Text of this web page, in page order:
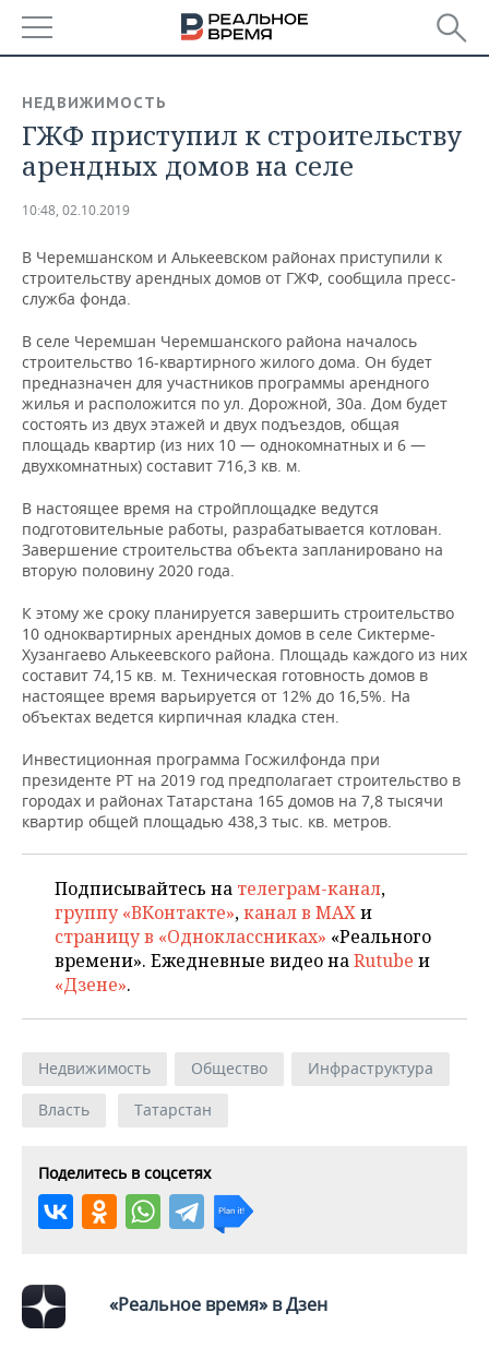
БАШКОРТОСТАН
ТАТАРСТАН
НОВОСТИ
АНАЛИТИКА
ДЕКЛАРАЦИИ О ДОХОДАХ
ВУЗЫ ТАТАРСТАНА
КОМУ ПРИНАДЛЕЖАТ
ТОРГОВЫЕ ЦЕНТРЫ
ТАТАРСТАНА
НОВОСТИ ЭКОНОМИКИ
БАНКИ
БЮДЖЕТ
ИНВЕСТИЦИИ
ПРОМЫШЛЕННОСТЬ
ПРОМЫШЛЕННОСТИ
АГРОПРОМ
МАШИНОСТРОЕНИЕ
НЕФТЬ
ЭНЕРГЕТИКА
НОВОСТИ НЕДВИЖИМОСТИ
АВТО
НОВОСТИ АВТО
БИЗНЕС
НОВОСТИ БИЗНЕСА
РОЗНИЧНАЯ ТОРГОВЛЯ
ТРАНСПОРТ
УСЛУГИ
ТЕХНОЛОГИИ
НОВОСТИ ТЕХНОЛОГИЙ
IT
МЕДИА
ТЕЛЕКОММУНИКАЦИИ
МЕРОПРИЯТИЯ
НОВОСТИ МЕРОПРИЯТИЙ
ВЫЕЗДНАЯ РЕДАКЦИЯ
БИЗНЕС-БРАНЧИ
ONLINE-КОНФЕРЕНЦИИ
ОТКРЫТАЯ ЛЕКЦИЯ
СПОРТ
НОВОСТИ СПОРТА
ФУТБОЛ
БАСКЕТБОЛ
ВОЛЕЙБОЛ
КИБЕРСПОРТ
ФИГУРНОЕ КАТАНИЕ
ВОДНЫЕ ВИДЫ СПОРТА
ОБЩЕСТВО
НОВОСТИ ОБЩЕСТВА
ИНФРАСТРУКТУРА
ИСТОРИЯ
КУЛЬТУРА
МЕДИЦИНА
ОБРАЗОВАНИЕ
ФОТОГАЛЕРЕЯ
СПРАВОЧНИК
СПИСОК ПЕРСОН
СПИСОК КОМПАНИЙ
ПОЛНАЯ ВЕРСИЯ
НЕДВИЖИМОСТЬ
ГЖФ приступил к строительству
арендных домов на селе
10:48, 02.10.2019
В Черемшанском и Алькеевском районах приступили к
строительству арендных домов от ГЖФ, сообщила пресс-
служба фонда.
В селе Черемшан Черемшанского района началось
строительство 16-квартирного жилого дома. Он будет
предназначен для участников программы арендного
жилья и расположится по ул. Дорожной, 30а. Дом будет
состоять из двух этажей и двух подъездов, общая
площадь квартир (из них 10 — однокомнатных и 6 —
двухкомнатных) составит 716,3 кв. м.
В настоящее время на стройплощадке ведутся
подготовительные работы, разрабатывается котлован.
Завершение строительства объекта запланировано на
вторую половину 2020 года.
К этому же сроку планируется завершить строительство
10 одноквартирных арендных домов в селе Сиктерме-
Хузангаево Алькеевского района. Площадь каждого из них
составит 74,15 кв. м. Техническая готовность домов в
настоящее время варьируется от 12% до 16,5%. На
объектах ведется кирпичная кладка стен.
Инвестиционная программа Госжилфонда при
президенте РТ на 2019 год предполагает строительство в
городах и районах Татарстана 165 домов на 7,8 тысячи
квартир общей площадью 438,3 тыс. кв. метров.
Подписывайтесь на телеграм-канал,
группу «ВКонтакте»,канал в MAXи
страницу в «Одноклассниках» «Реального
времени». Ежедневные видео наRutube и
«Дзене».
Недвижимость Общество
Инфраструктура
Власть
Татарстан
Поделитесь в соцсетях
«Реальное время» в Дзен